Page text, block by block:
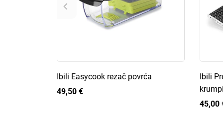
Ibili Easycook rezač povrća
49,50 €
Ibili
45,00